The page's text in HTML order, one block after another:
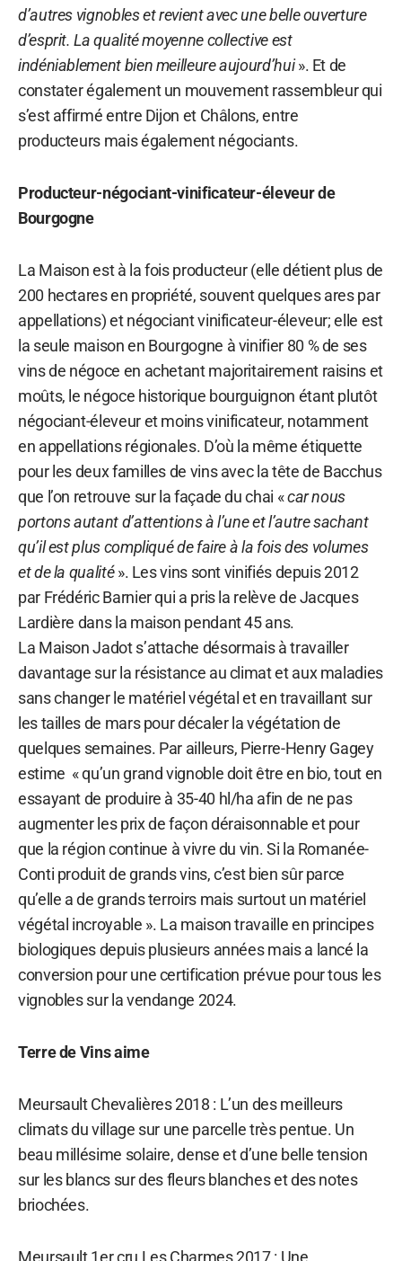
d’autres vignobles et revient avec une belle ouverture
d’esprit. La qualité moyenne collective est
indéniablement bien meilleure aujourd’hui». Et de
constater également un mouvement rassembleur qui
s’est affirmé entre Dijon et Châlons, entre
producteurs mais également négociants.
Producteur-négociant-vinificateur-éleveur de
Bourgogne
La Maison est à la fois producteur (elle détient plus de
200 hectares en propriété, souvent quelques ares par
appellations) et négociant vinificateur-éleveur; elle est
la seule maison en Bourgogne à vinifier 80 % de ses
vins de négoce en achetant majoritairement raisins et
moûts, le négoce historique bourguignon étant plutôt
négociant-éleveur et moins vinificateur, notamment
en appellations régionales. D’où la même étiquette
pour les deux familles de vins avec la tête de Bacchus
que l’on retrouve sur la façade du chai «car nous
portons autant d’attentions à l’une et l’autre sachant
qu’il est plus compliqué de faire à la fois des volumes
et de la qualité». Les vins sont vinifiés depuis 2012
par Frédéric Barnier qui a pris la relève de Jacques
Lardière dans la maison pendant 45 ans.
La Maison Jadot s’attache désormais à travailler
davantage sur la résistance au climat et aux maladies
sans changer le matériel végétal et en travaillant sur
les tailles de mars pour décaler la végétation de
quelques semaines. Par ailleurs, Pierre-Henry Gagey
estime « qu’un grand vignoble doit être en bio, tout en
essayant de produire à 35-40 hl/ha afin de ne pas
augmenter les prix de façon déraisonnable et pour
que la région continue à vivre du vin. Si la Romanée-
Conti produit de grands vins, c’est bien sûr parce
qu’elle a de grands terroirs mais surtout un matériel
végétal incroyable ». La maison travaille en principes
biologiques depuis plusieurs années mais a lancé la
conversion pour une certification prévue pour tous les
vignobles sur la vendange 2024.
Terre de Vins aime
Meursault Chevalières 2018 : L’un des meilleurs
climats du village sur une parcelle très pentue. Un
beau millésime solaire, dense et d’une belle tension
sur les blancs sur des fleurs blanches et des notes
briochées.
Meursault 1er cru Les Charmes 2017 : Une